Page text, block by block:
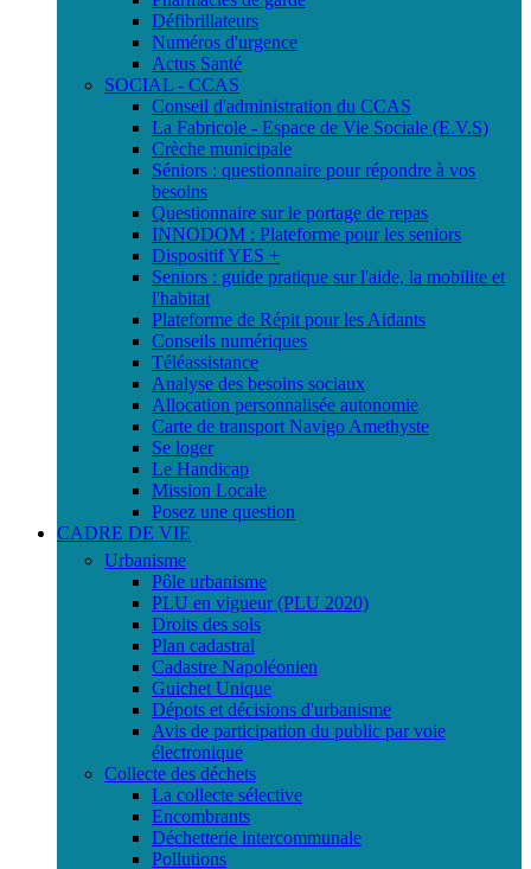
Défibrillateurs
Numéros d'urgence
Actus Santé
SOCIAL - CCAS
Conseil d'administration du CCAS
La Fabricole - Espace de Vie Sociale (E.V.S)
Crèche municipale
Séniors : questionnaire pour répondre à vos
besoins
Questionnaire sur le portage de repas
INNODOM : Plateforme pour les seniors
Dispositif YES +
Seniors : guide pratique sur l'aide, la mobilite et
l'habitat
Plateforme de Répit pour les Aidants
Conseils numériques
Téléassistance
Analyse des besoins sociaux
Allocation personnalisée autonomie
Carte de transport Navigo Amethyste
Se loger
Le Handicap
Mission Locale
Posez une question
CADRE DE VIE
Urbanisme
Pôle urbanisme
PLU en vigueur (PLU 2020)
Droits des sols
Plan cadastral
Cadastre Napoléonien
Guichet Unique
Dépots et décisions d'urbanisme
Avis de participation du public par voie
électronique
Collecte des déchets
La collecte sélective
Encombrants
Déchetterie intercommunale
Pollutions